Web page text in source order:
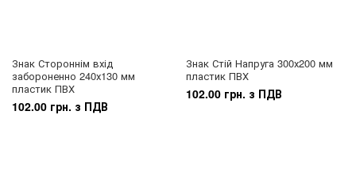
Знак Стороннім вхід
забороненно 240х130 мм
пластик ПВХ
102.00 грн. з ПДВ
Знак Стій Напруга 300х200 мм
пластик ПВХ
102.00 грн. з ПДВ